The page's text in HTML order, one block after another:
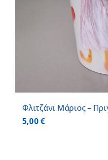
Φλιτζάνι Μάριος –
5,00€